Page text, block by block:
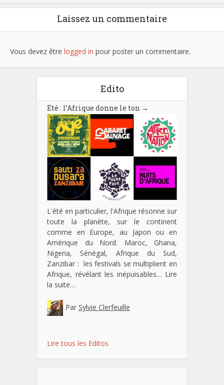
Laissez un commentaire
Vous devez être logged in pour poster un commentaire.
Edito
Eté : l’Afrique donne le ton →
L'été en particulier, l'Afrique résonne sur
toute la planète, sur le continent
comme en Europe, au Japon ou en
Amérique du Nord. Maroc, Ghana,
Nigeria, Sénégal, Afrique du Sud,
Zanzibar : les festivals se multiplient en
Afrique, révélant les inépuisables… Lire
la suite…
Par Sylvie Clerfeuille
Lire tous les Editos